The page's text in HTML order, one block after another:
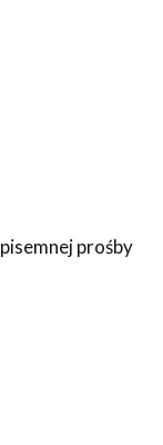
prośby